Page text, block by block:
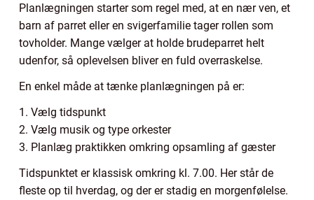
Planlægningen starter som regel med, at en nær ven, et
barn af parret eller en svigerfamilie tager rollen som
tovholder. Mange vælger at holde brudeparret helt
udenfor, så oplevelsen bliver en fuld overraskelse.
En enkel måde at tænke planlægningen på er:
1. Vælg tidspunkt
2. Vælg musik og type orkester
3. Planlæg praktikken omkring opsamling af gæster
Tidspunktet er klassisk omkring kl. 7.00. Her står de
fleste op til hverdag, og der er stadig en morgenfølelse.